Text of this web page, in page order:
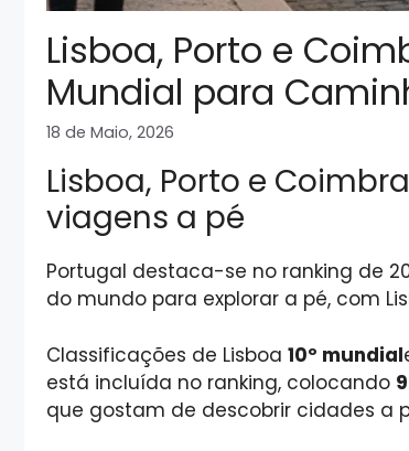
Lisboa, Porto e
Mundial para
18 de Maio, 2026
Lisboa, Porto e
viagens a pé
Portugal destaca-se no ranking de
do mundo para explorar a pé, com
Classificações de Lisboa 10º mundial
está incluída no ranking, colocando
que gostam de descobrir cidades a